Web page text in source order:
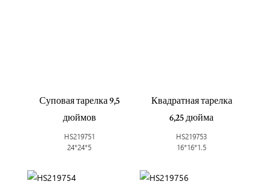
Суповая тарелка 9,5
дюймов
HS219751
24*24*5
Квадратная тарелка
6,25 дюйма
HS219753
16*16*1.5